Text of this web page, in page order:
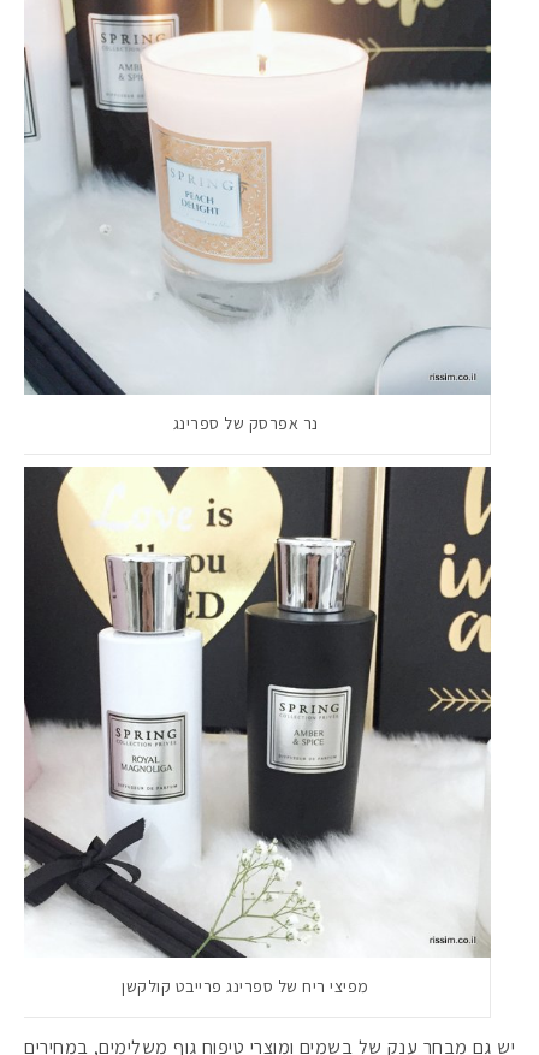
נר אפרסק של ספרינג
מפיצי ריח של ספרינג פרייבט קולקשן
יש גם מבחר ענק של בשמים ומוצרי טיפוח גוף משלימים, במחירים